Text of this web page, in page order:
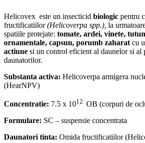
Helicovex este un insecticid biologic pentru
fructificatiilor(Helicoverpa spp.) la
spatiile protejate: tomate, ardei, vinete,
ornamentale, capsun, porumb zaharat cu
actiune si un control eficient al daunelor si al
daunatorilor.
Substanta activa: Helicoverpa armigera
(HearNPV)
Concentratie: 7.5 x 1012 OB (corpuri de
Formulare: SC – suspensie concentrata
Daunatori tinta: Omida fructificatiilor